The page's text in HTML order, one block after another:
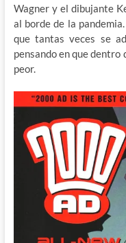
Wagner y el dibujante
al borde de la
que tantas veces se
pensando en que dentro
peor.